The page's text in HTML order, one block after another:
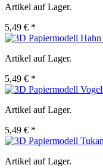
Artikel auf Lager.
5,49 € *
Artikel auf Lager.
5,49 € *
Artikel auf Lager.
5,49 € *
Artikel auf Lager.